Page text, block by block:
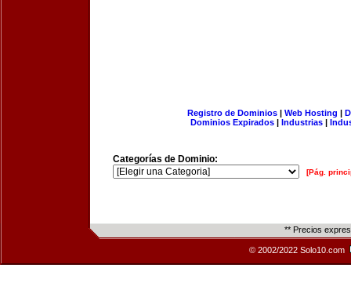
Registro de Dominios| Web Hosting |
Dominios Expirados | Industrias |
Categorías de Dominio:
[Pág.
** Precios
© 2002/2022 Solo10.com